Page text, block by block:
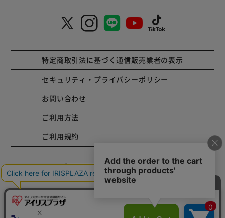
特定商取引法に基づく通信販売業者の表示
セキュリティ・プライバシーポリシー
お問い合わせ
ご利用方法
ご利用規約
コーポレートサイト
Copyright © 2001 IRISPLAZA. ALL Rights Reserved.